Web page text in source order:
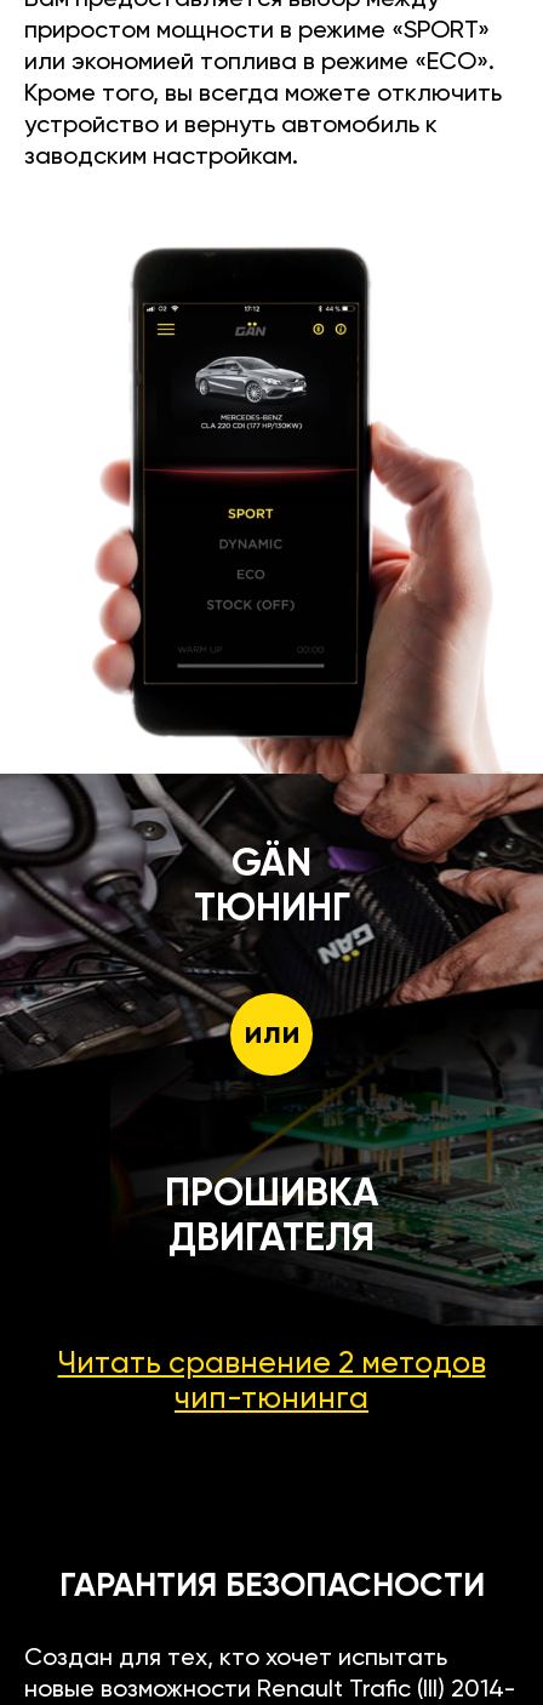
приростом мощности в режиме «SPORT»
или экономией топлива в режиме «ECO».
Кроме того, вы всегда можете отключить
устройство и вернуть автомобиль к
заводским настройкам.
GÄN
ТЮНИНГ
или
ПРОШИВКА
ДВИГАТЕЛЯ
Читать сравнение 2 методов
чип-тюнинга
ГАРАНТИЯ БЕЗОПАСНОСТИ
Создан для тех, кто хочет испытать
новые возможности Renault Trafic (III) 2014-